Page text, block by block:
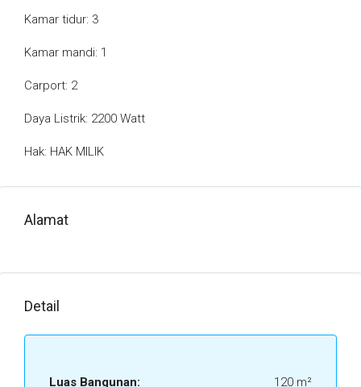
Kamar tidur: 3
Kamar mandi: 1
Carport: 2
Daya Listrik: 2200 Watt
Hak: HAK MILIK
Alamat
Detail
Luas Bangunan: 120 m²